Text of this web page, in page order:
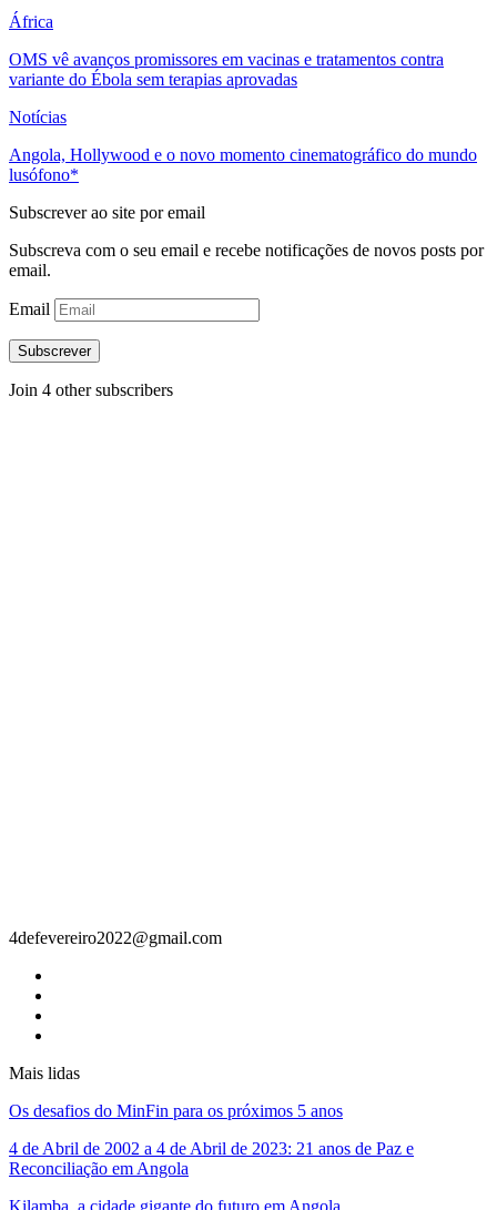
África
OMS vê avanços promissores em vacinas e tratamentos contra
variante do Ébola sem terapias aprovadas
Notícias
Angola, Hollywood e o novo momento cinematográfico do mundo
lusófono*
Subscrever ao site por email
Subscreva com o seu email e recebe notificações de novos posts por
email.
Email
Subscrever
Join 4 other subscribers
4defevereiro2022@gmail.com
Mais lidas
Os desafios do MinFin para os próximos 5 anos
4 de Abril de 2002 a 4 de Abril de 2023: 21 anos de Paz e
Reconciliação em Angola
Kilamba, a cidade gigante do futuro em Angola